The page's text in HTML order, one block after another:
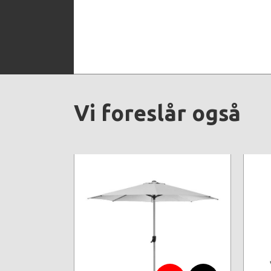
Vi foreslår også